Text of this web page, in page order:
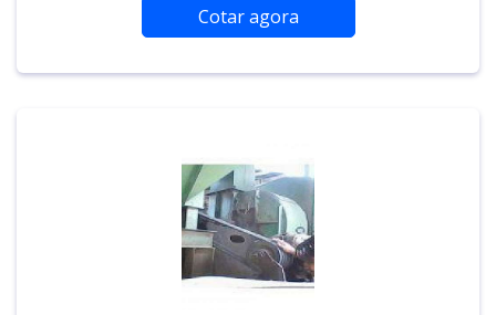
Cotar agora